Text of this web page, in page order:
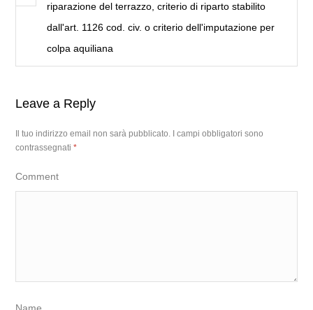
riparazione del terrazzo, criterio di riparto stabilito
dall'art. 1126 cod. civ. o criterio dell'imputazione per
colpa aquiliana
Leave a Reply
Il tuo indirizzo email non sarà pubblicato.
I campi obbligatori sono
contrassegnati*
Comment